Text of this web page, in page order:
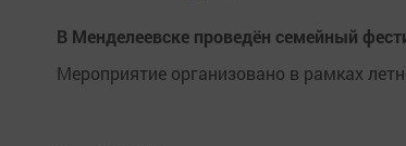
В Менделеевске проведён семейный
Мероприятие организовано в рамках